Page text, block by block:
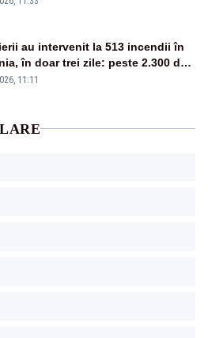
au intervenit la 513 incendii în
în doar trei zile: peste 2.300 de
de teren au fost afectate
11:11